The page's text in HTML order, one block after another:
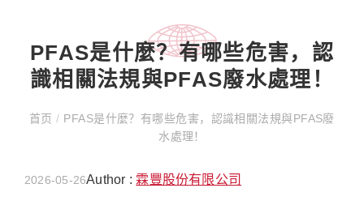
PFAS是什麼？有哪些危害，認
識相關法規與PFAS廢水處理！
首页/ PFAS是什麼？有哪些危害，認識相關法規與PFAS廢
水處理！
2026-05-26Author : 霖豐股份有限公司